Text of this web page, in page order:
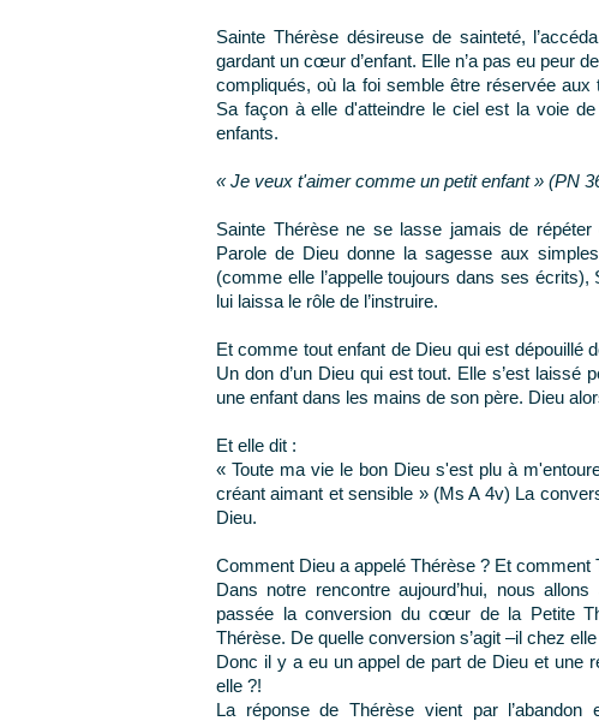
Sainte Thérèse désireuse de sainteté,
gardant un cœur d’enfant. Elle n’a pas eu peur
compliqués, où la foi semble être réservée aux
Sa façon à elle d'atteindre le ciel est la voie
enfants.
« Je veux t'aimer comme un petit enfant » (PN
Sainte Thérèse ne se lasse jamais de
Parole de Dieu donne la sagesse aux
(comme elle l’appelle toujours dans ses
lui laissa le rôle de l’instruire.
Et comme tout enfant de Dieu qui est dépouillé
Un don d’un Dieu qui est tout. Elle s’est
une enfant dans les mains de son père. Dieu
Et elle dit :
« Toute ma vie le bon Dieu s'est plu à
créant aimant et sensible » (Ms A 4v) La
Dieu.
Comment Dieu a appelé Thérèse ? Et comment
Dans notre rencontre aujourd’hui, nous
passée la conversion du cœur de la Petite
Thérèse. De quelle conversion s’agit –il chez
Donc il y a eu un appel de part de Dieu et une
elle ?!
La réponse de Thérèse vient par